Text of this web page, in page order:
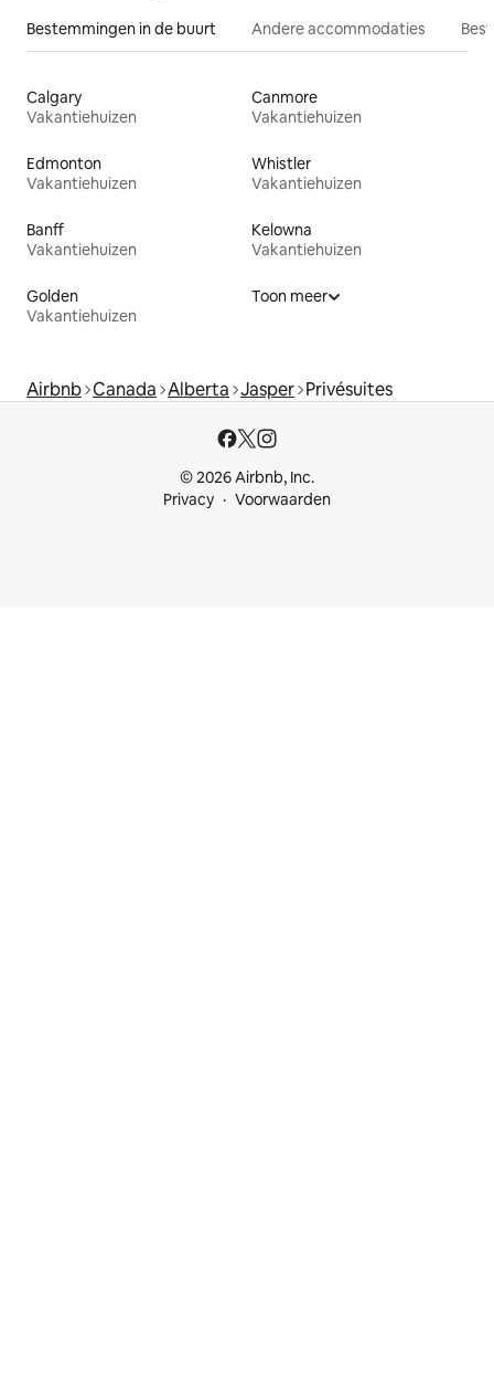
Bestemmingen in de buurt Andere accommodaties
Calgary
Vakantiehuizen
Canmore
Vakantiehuizen
Edmonton
Vakantiehuizen
Whistler
Vakantiehuizen
Banff
Vakantiehuizen
Kelowna
Vakantiehuizen
Golden
Vakantiehuizen
Toon meer
Airbnb Canada Alberta Jasper Privésuites
© 2026 Airbnb, Inc.
Privacy
Voorwaarden